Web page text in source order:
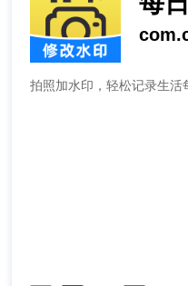
拍照加水印，轻松记录生活